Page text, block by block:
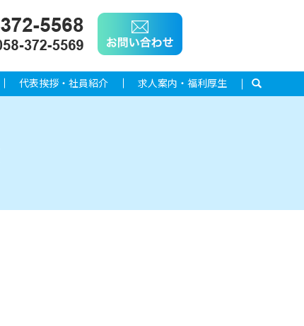
代表挨拶・社員紹介 求人案内・福利厚生 search